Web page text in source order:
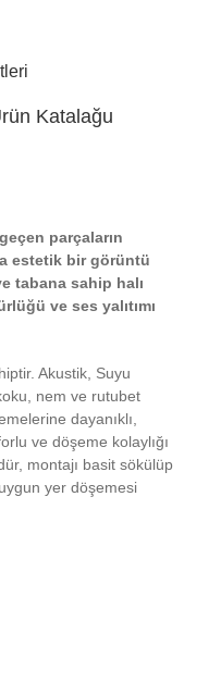
Katalağu
parçaların
estetik bir görüntü
tabana sahip halı
ve ses yalıtımı
Akustik, Suyu
nem ve rutubet
dayanıklı,
ve döşeme kolaylığı
montajı basit sökülüp
yer döşemesi